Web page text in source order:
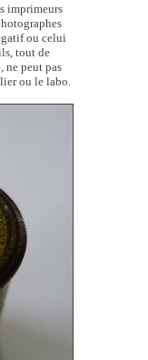
imprimeurs
ou celui
tout de
peut pas
ou le labo.